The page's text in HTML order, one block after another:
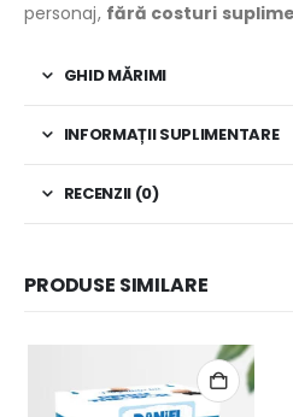
personaj, fără costuri
GHID MĂRIMI
INFORMAȚII SUPLIMENTARE
RECENZII (0)
PRODUSE SIMILARE